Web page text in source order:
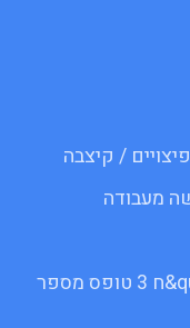
: בקשה לפטור מחובת התקנת מז;quot&ח 3 טופס מספר